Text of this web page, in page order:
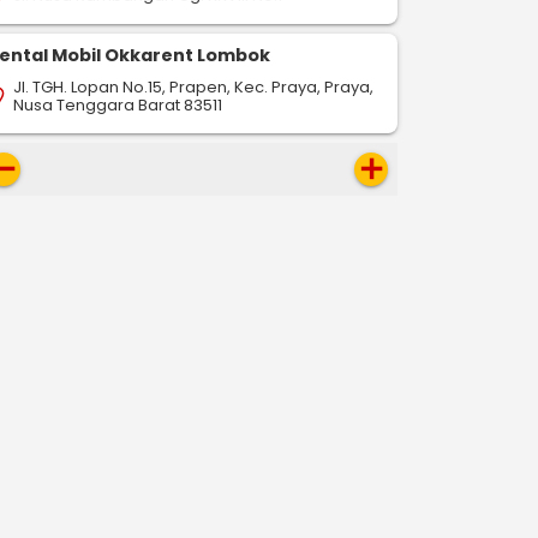
Mobil Okkarent Lombok
Jl. TGH. Lopan No.15, Prapen, Kec. Praya, Praya,
Nusa Tenggara Barat 83511
add